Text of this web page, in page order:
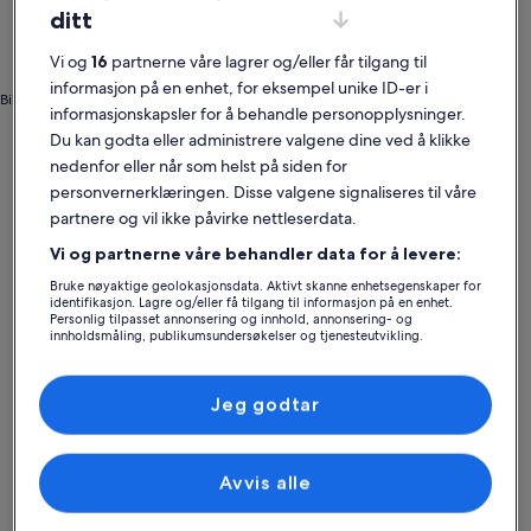
Bilde tatt av Desislava Gumber
Porto Cristo Ferieboliger nær Playa de Porto Cristo
Ta en titt på utvalget vårt av private ferieboliger i nærheten av Playa
de Porto Cristo, som er midt i blinken for deg. Uansett om du skal på
ferie med familie eller venner, har våre overnattingssteder
fasilitetene du setter pris på når du er på reise, som wi-fi og
boblebad. Uansett hva du ser etter, kommer du til å finne noe for
hele gjengen – for eksempel et røykfritt overnattingssted med
tilgjengelighetstilpasninger.
Finn det rette stedet for deg
Søk etter hus Søk etter leiligheter søk etter
ditt
Vi og 16 partnerne våre lagrer og/eller får tilgang til
informasjon på en enhet, for eksempel unike ID-er i
informasjonskapsler for å behandle personopplysninger.
Du kan godta eller administrere valgene dine ved å klikke
nedenfor eller når som helst på siden for
personvernerklæringen. Disse valgene signaliseres til våre
partnere og vil ikke påvirke nettleserdata.
Vi og partnerne våre behandler data for å levere:
Bruke nøyaktige geolokasjonsdata. Aktivt skanne enhetsegenskaper for
identifikasjon. Lagre og/eller få tilgang til informasjon på en enhet.
Personlig tilpasset annonsering og innhold, annonsering- og
innholdsmåling, publikumsundersøkelser og tjenesteutvikling.
Avvis alle
Jeg godtar